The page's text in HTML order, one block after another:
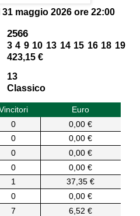
31 maggio 2026 ore 22:00
2566
3 4 9 10 13 14 15 16 18 19
423,15 €
13
Classico
Euro
0
0,00 €
0
0,00 €
0
0,00 €
0
0,00 €
1
37,35 €
0
0,00 €
7
6,52 €